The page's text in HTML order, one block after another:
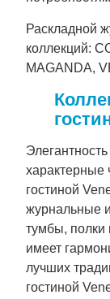
Раскладной
коллекций:
MAGANDA,
характерные
гостиной
журнальные
тумбы, полки
имеет
лучших
гостиной